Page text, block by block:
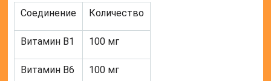
Соединение Количество
Витамин В1 100 мг
Витамин В6 100 мг